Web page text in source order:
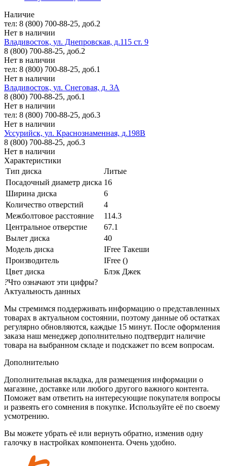
Наличие
тел: 8 (800) 700-88-25, доб.2
Нет в наличии
Владивосток, ул. Днепровская, д.115 ст. 9
8 (800) 700-88-25, доб.2
Нет в наличии
тел: 8 (800) 700-88-25, доб.1
Нет в наличии
Владивосток, ул. Снеговая, д. 3А
8 (800) 700-88-25, доб.1
Нет в наличии
тел: 8 (800) 700-88-25, доб.3
Нет в наличии
Уссурийск, ул. Краснознаменная, д.198В
8 (800) 700-88-25, доб.3
Нет в наличии
Характеристики
Тип диска
Литые
Посадочный диаметр диска 16
Ширина диска
6
Количество отверстий
4
Межболтовое расстояние
114.3
Центральное отверстие
67.1
Вылет диска
40
Модель диска
IFree Такеши
Производитель
IFree ()
Цвет диска
Блэк Джек
?Что означают эти цифры?
Актуальность данных
Мы стремимся поддерживать информацию о представленных
товарах в актуальном состоянии, поэтому данные об остатках
регулярно обновляются, каждые 15 минут. После оформления
заказа наш менеджер дополнительно подтвердит наличие
товара на выбранном складе и подскажет по всем вопросам.
Дополнительно
Дополнительная вкладка, для размещения информации о
магазине, доставке или любого другого важного контента.
Поможет вам ответить на интересующие покупателя вопросы
и развеять его сомнения в покупке. Используйте её по своему
усмотрению.
Вы можете убрать её или вернуть обратно, изменив одну
галочку в настройках компонента. Очень удобно.